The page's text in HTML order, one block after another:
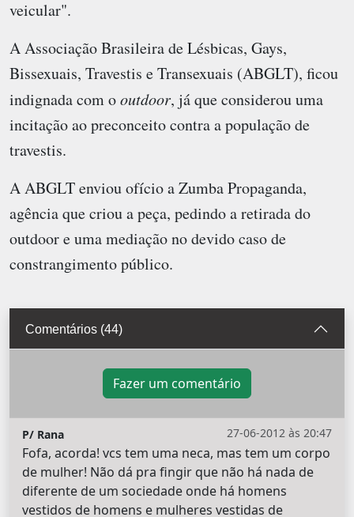
veicular".
A Associação Brasileira de Lésbicas, Gays,
Bissexuais, Travestis e Transexuais (ABGLT), ficou
indignada com ooutdoor, já que considerou uma
incitação ao preconceito contra a população de
travestis.
A ABGLT enviou ofício a Zumba Propaganda,
agência que criou a peça, pedindo a retirada do
outdoor e uma mediação no devido caso de
constrangimento público.
Comentários (44)
Fazer um comentário
27-06-2012 às 20:47
P/ Rana
Fofa, acorda! vcs tem uma neca, mas tem um corpo
de mulher! Não dá pra fingir que não há nada de
diferente de um sociedade onde há homens
vestidos de homens e mulheres vestidas de